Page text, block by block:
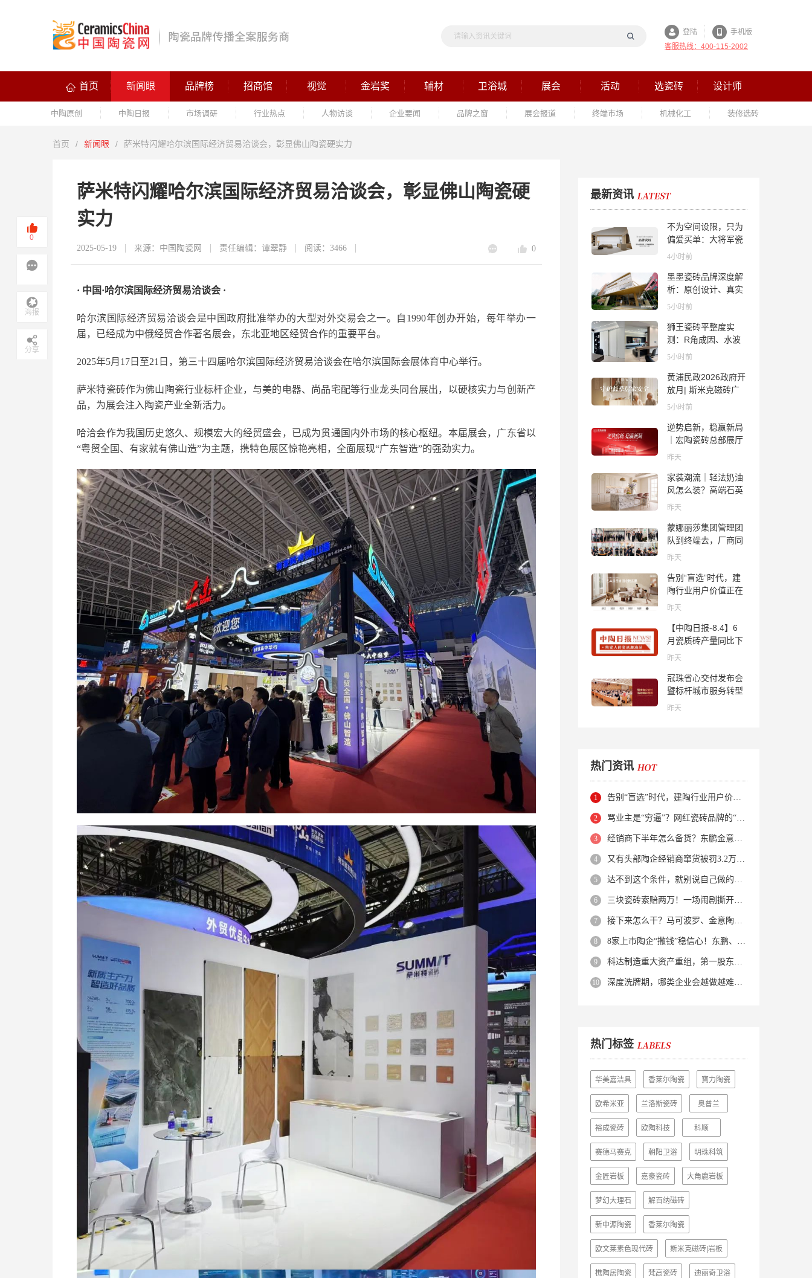
登陆
手机版
客服热线：400-115-2002
首页 新闻眼 品牌榜 招商馆 视觉 金岩奖 辅材 卫浴城 展会 活动 选瓷砖 设计师
中陶原创 中陶日报 市场调研 行业热点 人物访谈 企业要闻 品牌之窗 展会报道 终端市场 机械化工 装修选砖
首页 / 新闻眼 / 萨米特闪耀哈尔滨国际经济贸易洽谈会，彰显佛山陶瓷硬实力
萨米特闪耀哈尔滨国际经济贸易洽谈会，彰显佛山陶瓷硬
实力
2025-05-19 来源：中国陶瓷网 责任编辑：谭翠静 阅读：3466 0
· 中国·哈尔滨国际经济贸易洽谈会 ·
哈尔滨国际经济贸易洽谈会是中国政府批准举办的大型对外交易会之一。自1990年创办开始，每年举办一
届，已经成为中俄经贸合作著名展会，东北亚地区经贸合作的重要平台。
2025年5月17日至21日，第三十四届哈尔滨国际经济贸易洽谈会在哈尔滨国际会展体育中心举行。
萨米特瓷砖作为佛山陶瓷行业标杆企业，与美的电器、尚品宅配等行业龙头同台展出，以硬核实力与创新产
品，为展会注入陶瓷产业全新活力。
哈洽会作为我国历史悠久、规模宏大的经贸盛会，已成为贯通国内外市场的核心枢纽。本届展会，广东省以
“粤贸全国、有家就有佛山造”为主题，携特色展区惊艳亮相，全面展现“广东智造”的强劲实力。
最新资讯
不为空间设限，只为
偏爱买单：大将军瓷
砖解锁“高级哑”人居
4小时前
墨墨瓷砖品牌深度解
析：原创设计、真实
质感与市场口碑全览
5小时前
狮王瓷砖平整度实
测：R角成因、水波
纹真相、辊棒印解析
5小时前
黄浦民政2026政府开
放月| 斯米克磁砖广
场适老化体验中心正
5小时前
逆势启新，稳赢新局
｜宏陶瓷砖总部展厅
焕新升级开工大吉
昨天
家装潮流｜轻法奶油
风怎么装？高端石英
石品牌法萨石，打造
昨天
蒙娜丽莎集团管理团
队到终端去，厂商同
心找到市场的答案
昨天
告别“盲选”时代，建
陶行业用户价值正在
被改写！
昨天
【中陶日报-8.4】6
月瓷质砖产量同比下
降超10％；2家中国
ARCHIDEX 2026石
材展；东鹏已斥资
4852万回购股份；方
昨天
冠珠省心交付发布会
暨标杆城市服务转型
集训会圆满举行
昨天
热门资讯
告别“盲选”时代，建陶行业用户价值正在被改写！
骂业主是“穷逼”？网红瓷砖品牌的“真实面目”被揭开了！
经销商下半年怎么备货？东鹏金意陶马可波罗等10大品牌集体亮剑
又有头部陶企经销商窜货被罚3.2万！品牌区域保护岌岌可危？
达不到这个条件，就别说自己做的是质感砖！
三块瓷砖索赔两万！一场闹剧撕开了装修“碰瓷”的遮羞布
接下来怎么干？马可波罗、金意陶、蒙娜丽莎、箭牌、欧神诺、宏宇…
8家上市陶企“撒钱”稳信心！东鹏、蒙娜丽莎等启动回购增持
科达制造重大资产重组，第一股东易主！
深度洗牌期，哪类企业会越做越难？哪类企业能逆势突围？
热门标签
华美嘉洁具 香莱尔陶瓷 寶力陶瓷
欧希米亚 兰洛斯瓷砖 奥普兰
裕成瓷砖 欧陶科技 科顺
赛德马赛克 朝阳卫浴 明珠科筑
金匠岩板 嘉豪瓷砖 大角鹿岩板
梦幻大理石 解百纳磁砖
新中源陶瓷 香莱尔陶瓷
欧文莱素色现代砖 斯米克磁砖|岩板
樵陶居陶瓷 梵高瓷砖 迪丽奇卫浴
0
海报
分享